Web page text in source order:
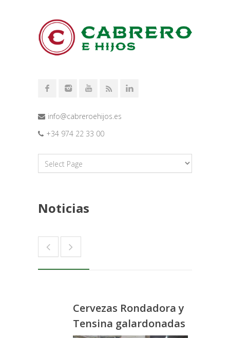
info@cabreroehijos.es
+34 974 22 33 00
Noticias
Cervezas Rondadora y
Tensina galardonadas